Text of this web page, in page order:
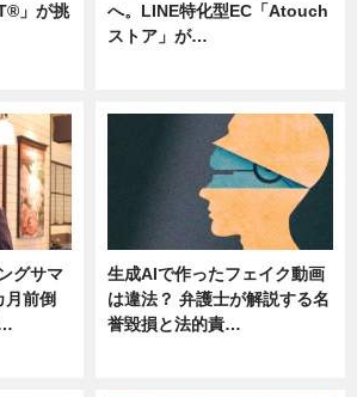
」が挑
へ。LINE特化型EC「Atouch
ストア」が…
グサマ
月前倒
生成AIで作ったフェイク動画
は違法？ 弁護士が解説する名
誉毀損と法的責…